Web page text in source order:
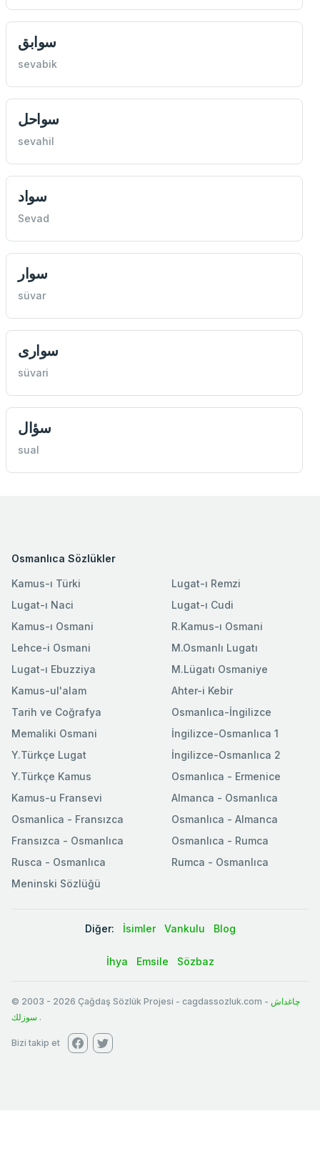
سوابق
sevabik
سواحل
sevahil
سواد
Sevad
سوار
süvar
سواری
süvari
سؤال
sual
Osmanlıca Sözlükler
Kamus-ı Türki
Lugat-ı Naci
Kamus-ı Osmani
Lehce-i Osmani
Lugat-ı Ebuzziya
Lugat-ı Remzi
Lugat-ı Cudi
R.Kamus-ı Osmani
M.Osmanlı Lugatı
M.Lügatı Osmaniye
Kamus-ul'alam
Tarih ve Coğrafya
Memaliki Osmani
Y.Türkçe Lugat
Y.Türkçe Kamus
Ahter-i Kebir
Osmanlıca-İngilizce
İngilizce-Osmanlıca 1
İngilizce-Osmanlıca 2
Osmanlıca - Ermenice
Kamus-u Fransevi
Osmanlica - Fransızca
Fransızca - Osmanlıca
Rusca - Osmanlıca
Meninski Sözlüğü
Almanca - Osmanlıca
Osmanlıca - Almanca
Osmanlıca - Rumca
Rumca - Osmanlıca
Diğer: İsimler Vankulu Blog
İhya Emsile Sözbaz
© 2003 - 2026 Çağdaş Sözlük Projesi - cagdassozluk.com - چاغداش
سوزلك .
Bizi takip et